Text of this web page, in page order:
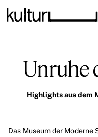
Unruhe
Highlights aus dem
Das Museum der Moderne